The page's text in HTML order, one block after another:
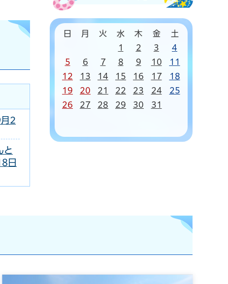
2
と
日
日 月 火 水 木 金
土
1
2 3
4
5
6 7 8 9 10
11
12
13 14 15 16 17
18
19
20 21 22 23 24
25
26
27 28 29 30 31